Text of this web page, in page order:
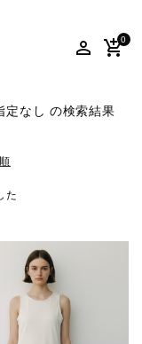
person_outline 0
add_shopping_cart
定なし の検索結果
た